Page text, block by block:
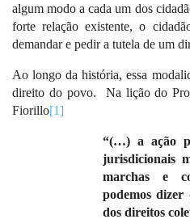
algum modo a cada um dos
forte relação existente, o
demandar e pedir a tutela de um
Ao longo da história, essa
direito do povo.
Na lição do
Fiorillo[1]
“(…) a ação
jurisdicionais
marchas e
podemos
dos direitos